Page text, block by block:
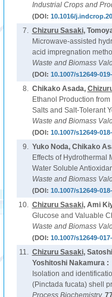
Industrial Crops and
(DOI: 10.1016/
7. Chizuru Sasaki,
Microwave-assisted
acid impregnation
Waste and Biomass
(DOI: 10.1007/s12649-
8. Chikako Asada,
Ethanol Production
Salts and Salt-Tolerant
Waste and Biomass
(DOI: 10.1007/s12649-
9. Yuko Noda, Chikako
Effects of Hydrothermal
Water Soluble
Waste and Biomass
(DOI: 10.1007/s12649-
10. Chizuru Sasaki, Ami
Glucose and Valuable
Waste and Biomass
(DOI: 10.1007/s12649-
11. Chizuru Sasaki,
Yoshitoshi Nakamura :
Isolation and
(Pinctada fucata) shell
Process Biochemistry,